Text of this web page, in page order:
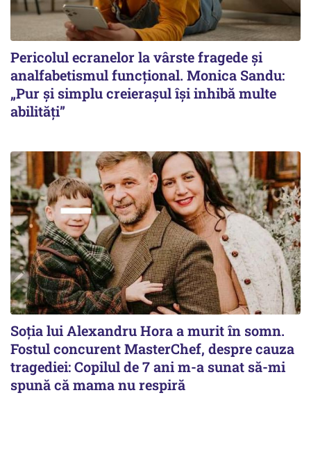
Pericolul ecranelor la vârste fragede și
analfabetismul funcțional. Monica Sandu:
„Pur și simplu creierașul își inhibă multe
abilități”
Soția lui Alexandru Hora a murit în somn.
Fostul concurent MasterChef, despre cauza
tragediei: Copilul de 7 ani m-a sunat să-mi
spună că mama nu respiră